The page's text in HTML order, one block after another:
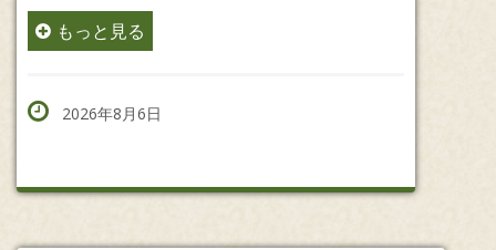
もっと見る
2026年8月6日